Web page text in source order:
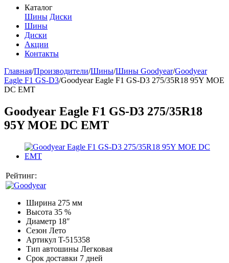
Каталог
Шины Диски
Шины
Диски
Акции
Контакты
Главная/Производители/Шины/Шины Goodyear/Goodyear
Eagle F1 GS-D3/Goodyear Eagle F1 GS-D3 275/35R18 95Y MOE
DC EMT
Goodyear Eagle F1 GS-D3 275/35R18
95Y MOE DC EMT
Рейтинг:
Ширина 275 мм
Высота 35 %
Диаметр 18″
Сезон Лето
Артикул T-515358
Тип автошины Легковая
Срок доставки 7 дней